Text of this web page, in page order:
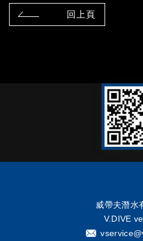
回上頁
威帶夫潛水
V.DIVE